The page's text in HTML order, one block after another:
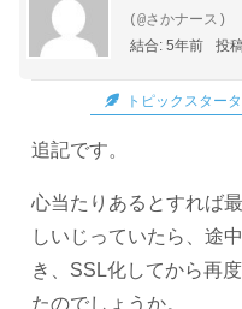
(@さかナース)
結合: 5年前
投
トピックスター
追記です。
心当たりあるとすれば
しいじっていたら、途
き、SSL化してから再
たのでしょうか。